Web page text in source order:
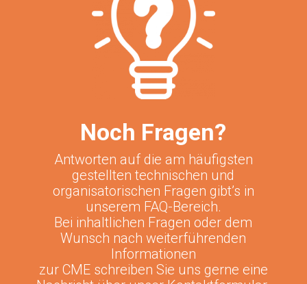
Noch Fragen?
Antworten auf die am häufigsten
gestellten technischen und
organisatorischen Fragen gibt’s in
unserem FAQ-Bereich.
Bei inhaltlichen Fragen oder dem
Wunsch nach weiterführenden
Informationen
zur CME schreiben Sie uns gerne eine